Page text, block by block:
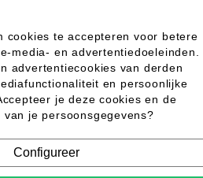
cookies te accepteren voor betere
media- en advertentiedoeleinden.
advertentiecookies van derden
en persoonlijke
je deze cookies en de
je persoonsgegevens?
Configureer